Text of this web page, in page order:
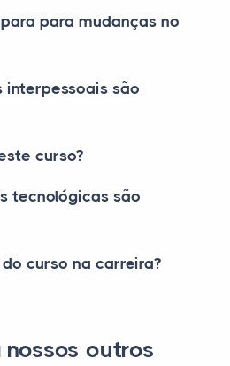
para mudanças no
interpessoais são
curso?
tecnológicas são
curso na carreira?
nossos outros